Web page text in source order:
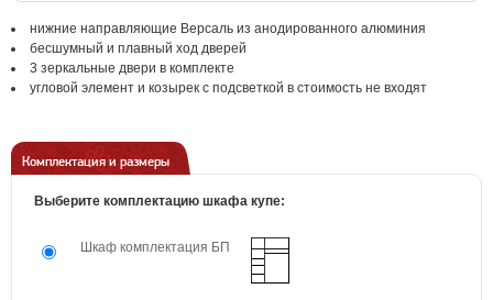
нижние направляющие Версаль из анодированного алюминия
бесшумный и плавный ход дверей
3 зеркальные двери в комплекте
угловой элемент и козырек с подсветкой в стоимость не входят
Комплектация и размеры
Выберите комплектацию шкафа купе:
Шкаф комплектация БП